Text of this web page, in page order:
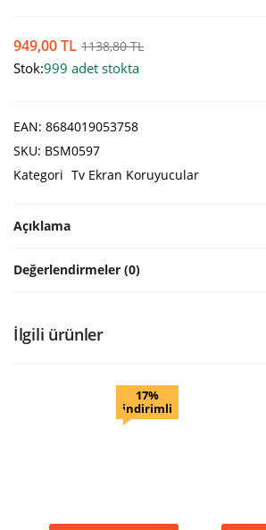
949,00TL 1138,80TL
Stok:999 adet stokta
EAN: 8684019053758
SKU: BSM0597
Kategori Tv Ekran Koruyucular
Açıklama
Değerlendirmeler (0)
İlgili ürünler
17%
indirimli